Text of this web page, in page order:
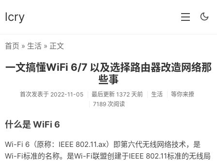
lcry
分类
分享
生活
首页 » 生活 » 正文
一文搞懂WiFi 6/7 以及选择路由器改造网络那
些事
首次发表于 2022-11-05 最后更新 1372 天前 生活
等你来撩
7189 次阅读
什么是 WiFi 6
Wi-Fi 6（原称：IEEE 802.11.ax）即第六代无线网络技术，是
Wi-Fi标准的名称。是Wi-Fi联盟创建于IEEE 802.11标准的无线局